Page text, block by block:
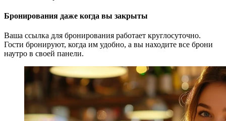
Бронирования даже когда вы закрыты
Ваша ссылка для бронирования работает круглосуточно.
Гости бронируют, когда им удобно, а вы находите все брони
наутро в своей панели.